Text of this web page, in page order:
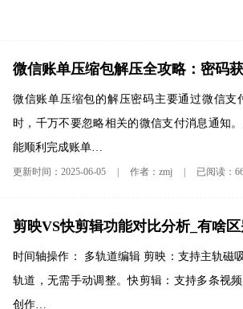
微信账单压缩包解压全攻略：密码
微信账单压缩包的解压密码主要通过微信
时，千万不要忽略相关的微信支付消息通知
能顺利完成账单…
更新时间：2025-06-05 作者：zmj 已阅读：
剪映VS快剪辑功能对比分析_有啥
时间轴操作： 多轨道编辑 剪映：支持主轨磁
轨道，无需手动调整。快剪辑：支持多条视
创作…